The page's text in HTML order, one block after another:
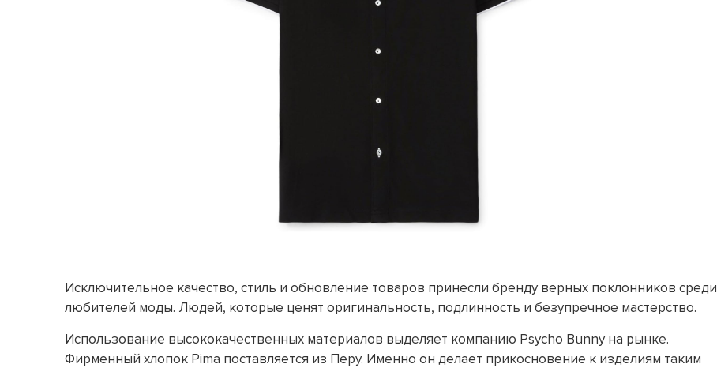
Исключительное качество, стиль и обновление товаров принесли бренду верных поклонников среди
любителей моды. Людей, которые ценят оригинальность, подлинность и безупречное мастерство.
Использование высококачественных материалов выделяет компанию Psycho Bunny на рынке.
Фирменный хлопок Pima поставляется из Перу. Именно он делает прикосновение к изделиям таким